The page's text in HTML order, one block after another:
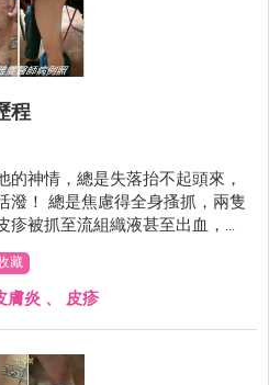
程
的神情，總是失落抬不起頭來，
潑！ 總是焦慮得全身搔抓，兩隻
被抓至流組織液甚至出血，四
親很心疼的跟我說：在學校都會
光……
藏
膚炎 、 皮疹